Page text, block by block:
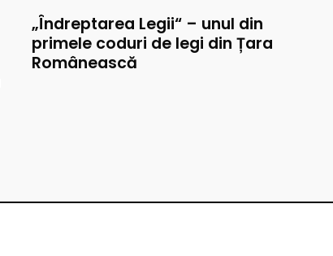
„Îndreptarea Legii“ – unul din
primele coduri de legi din Țara
Românească